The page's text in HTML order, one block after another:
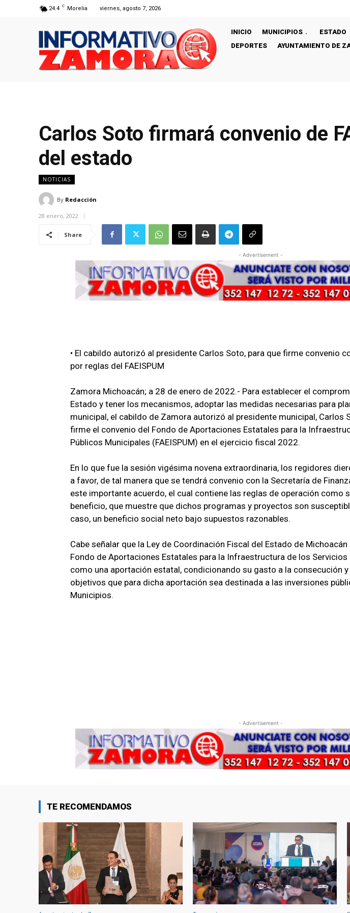
24.4 C Morelia viernes, agosto 7, 2026
INICIO MUNICIPIOS ESTADO
DEPORTES
AYUNTAMIENTO DE
Carlos Soto firmará convenio de
del estado
NOTICIAS
By Redacción
28 enero, 2022
Share
- Advertisement -
• El cabildo autorizó al presidente Carlos Soto, para que firme convenio
por reglas del FAEISPUM
Zamora Michoacán; a 28 de enero de 2022.- Para establecer el
Estado y tener los mecanismos, adoptar las medidas necesarias para
municipal, el cabildo de Zamora autorizó al presidente municipal, Carlos
firme el convenio del Fondo de Aportaciones Estatales para la
Públicos Municipales (FAEISPUM) en el ejercicio fiscal 2022.
En lo que fue la sesión vigésima novena extraordinaria, los regidores
a favor, de tal manera que se tendrá convenio con la Secretaría de
este importante acuerdo, el cual contiene las reglas de operación como
beneficio, que muestre que dichos programas y proyectos son
caso, un beneficio social neto bajo supuestos razonables.
Cabe señalar que la Ley de Coordinación Fiscal del Estado de
Fondo de Aportaciones Estatales para la Infraestructura de los Servicios
como una aportación estatal, condicionando su gasto a la consecución
objetivos que para dicha aportación sea destinada a las inversiones
Municipios.
- Advertisement -
TE RECOMENDAMOS